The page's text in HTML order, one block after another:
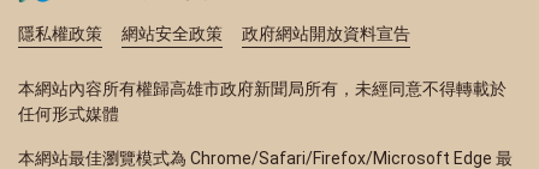
隱私權政策 網站安全政策 政府網站開放資料宣告
本網站內容所有權歸高雄市政府新聞局所有，未經同意不得轉載於
任何形式媒體
本網站最佳瀏覽模式為 Chrome/Safari/Firefox/Microsoft Edge 最